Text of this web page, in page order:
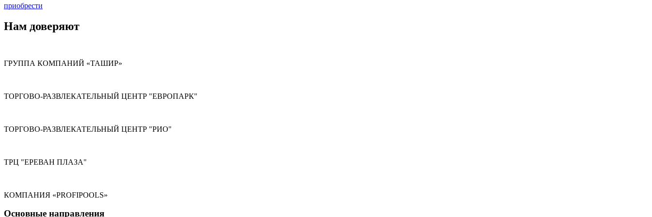
приобрести
Нам доверяют
ГРУППА КОМПАНИЙ «ТАШИР»
ТОРГОВО-РАЗВЛЕКАТЕЛЬНЫЙ ЦЕНТР "ЕВРОПАРК"
ТОРГОВО-РАЗВЛЕКАТЕЛЬНЫЙ ЦЕНТР "РИО"
ТРЦ "ЕРЕВАН ПЛАЗА"
КОМПАНИЯ «PROFIPOOLS»
Основные направления